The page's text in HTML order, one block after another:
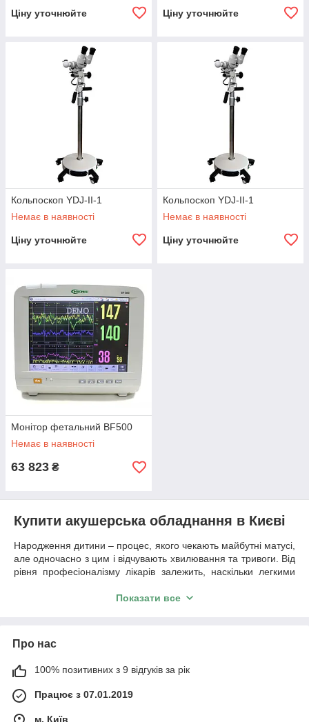
Ціну уточнюйте Ціну уточнюйте
Кольпоскоп YDJ-II-1
Немає в наявності
Ціну уточнюйте
Кольпоскоп YDJ-II-1
Немає в наявності
Ціну уточнюйте
Монітор фетальний BF500
Немає в наявності
63 823 ₴
Купити акушерська обладнання в Києві
Народження дитини – процес, якого чекають майбутні матусі,
але одночасно з цим і відчувають хвилювання та тривоги. Від
рівня професіоналізму лікарів залежить, наскільки легкими
виключає отримання травм малюком під час пологів, безпека
Наша компанія
проводити діагностичне обстеження плоду під час вагітності і
Різновиди акушерського обладнання
Показати все
Про нас
100% позитивних з 9 відгуків за рік
Працює з 07.01.2019
м. Київ